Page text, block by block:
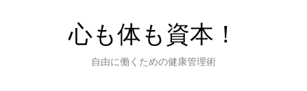
心も体も資本！
自由に働くための健康管理術